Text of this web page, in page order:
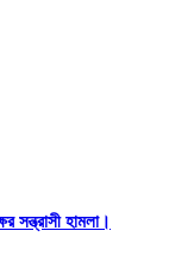
সন্ত্রাসী হামলা।